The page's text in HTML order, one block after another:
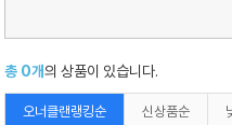
총 0개의 상품이 있습니다.
오너클랜랭킹순 신상품순